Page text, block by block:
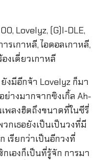
งมีอีกจ้า Lovelyz ก็มา
างมากจากซิงเกิ้ล Ah-
พลงฮิตถึงขนาดที่ในซีรี่
กเธอยังเป็นเป็นวงที่มี
เรียกว่าเป็นอีกวงที่
เองก็เป็นที่รู้จัก การมา